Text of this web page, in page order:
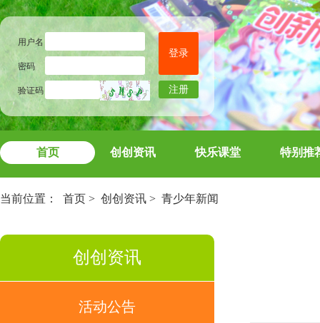
用户名
密码
验证码
登录
注册
首页 创创资讯 快乐课堂 特别推
当前位置： 首页 > 创创资讯 > 青少年新闻
创创资讯
活动公告